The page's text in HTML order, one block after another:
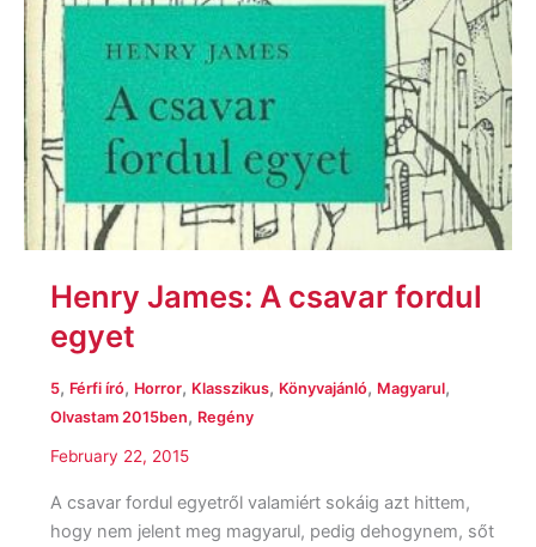
Henry James: A csavar fordul
egyet
5, Férfi író, Horror, Klasszikus, Könyvajánló, Magyarul,
Olvastam 2015ben, Regény
February 22, 2015
A csavar fordul egyetről valamiért sokáig azt hittem,
hogy nem jelent meg magyarul, pedig dehogynem, sőt